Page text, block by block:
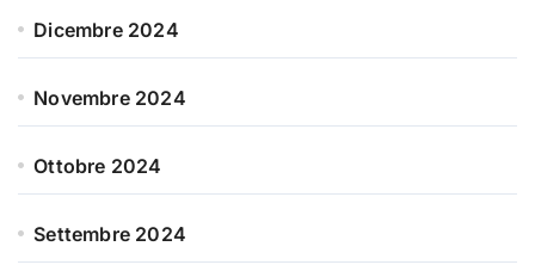
Dicembre 2024
Novembre 2024
Ottobre 2024
Settembre 2024